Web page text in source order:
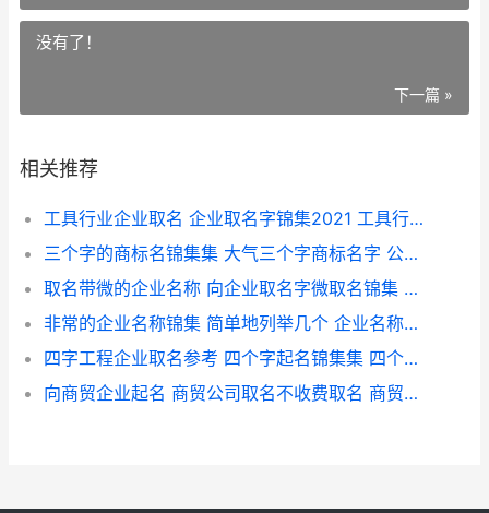
没有了！
下一篇 »
相关推荐
工具行业企业取名 企业取名字锦集2021 工具行业排名
三个字的商标名锦集集 大气三个字商标名字 公司起名免费生成器
取名带微的企业名称 向企业取名字微取名锦集 带微字的名字洋气
非常的企业名称锦集 简单地列举几个 企业名称新颖
四字工程企业取名参考 四个字起名锦集集 四个字工程名称大全
向商贸企业起名 商贸公司取名不收费取名 商贸企业取名